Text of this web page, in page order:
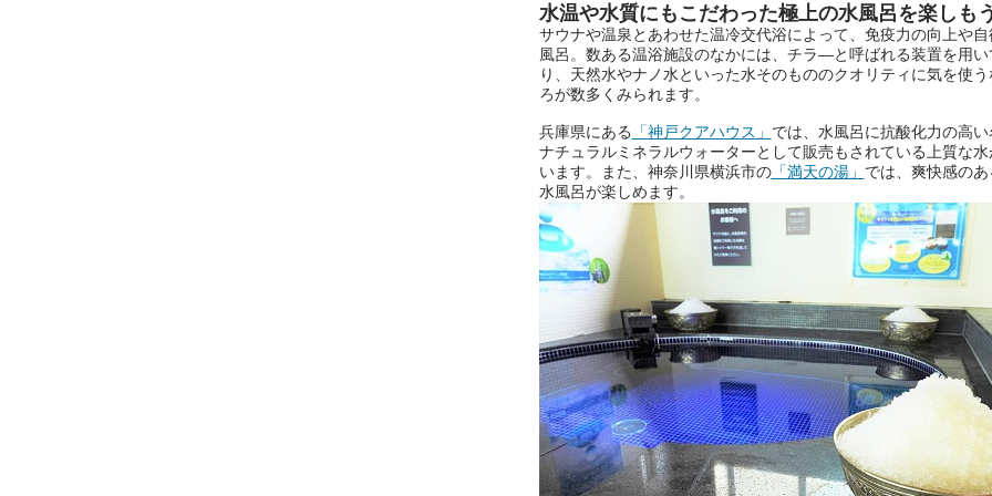
水温や水質にもこだわった極上の水風呂を楽しも
サウナや温泉とあわせた温冷交代浴によって、免疫力の向上や
風呂。数ある温浴施設のなかには、チラ―と呼ばれる装置を用
り、天然水やナノ水といった水そのもののクオリティに気を使
ろが数多くみられます。
兵庫県にある 「神戸クアハウス」 では、水風呂に抗酸化力の高
ナチュラルミネラルウォーターとして販売もされている上質な
います。また、神奈川県横浜市の「満天の湯」 では、爽快感の
水風呂が楽しめます。